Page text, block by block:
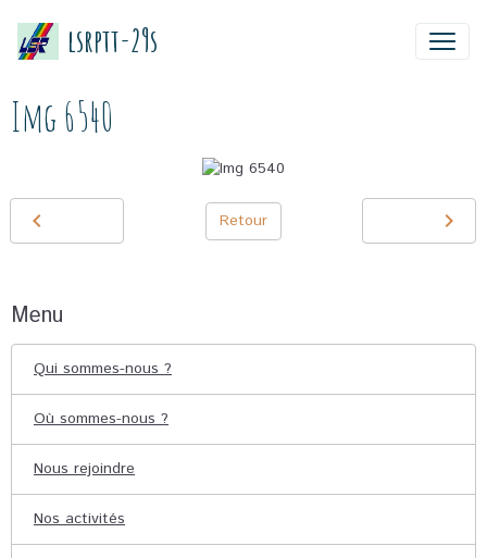
lsrptt-29s
Img 6540
Retour
Menu
Qui sommes-nous ?
Où sommes-nous ?
Nous rejoindre
Nos activités